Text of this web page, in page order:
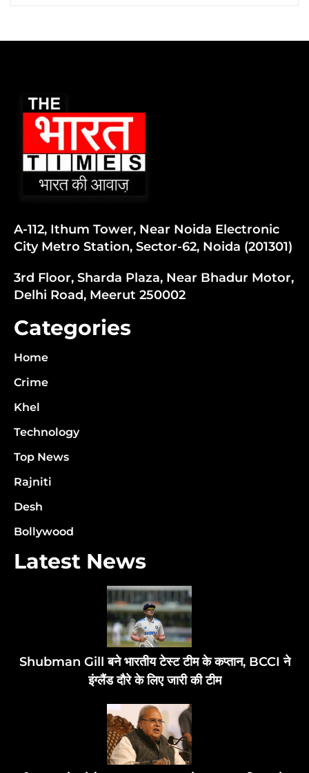
A-112, Ithum Tower, Near Noida Electronic
City Metro Station, Sector-62, Noida (201301)
3rd Floor, Sharda Plaza, Near Bhadur Motor,
Delhi Road, Meerut 250002
Categories
Home
Crime
Khel
Technology
Top News
Rajniti
Desh
Bollywood
Latest News
Shubman Gill बने भारतीय टेस्ट टीम के कप्तान, BCCI ने
इंग्लैंड दौरे के लिए जारी की टीम